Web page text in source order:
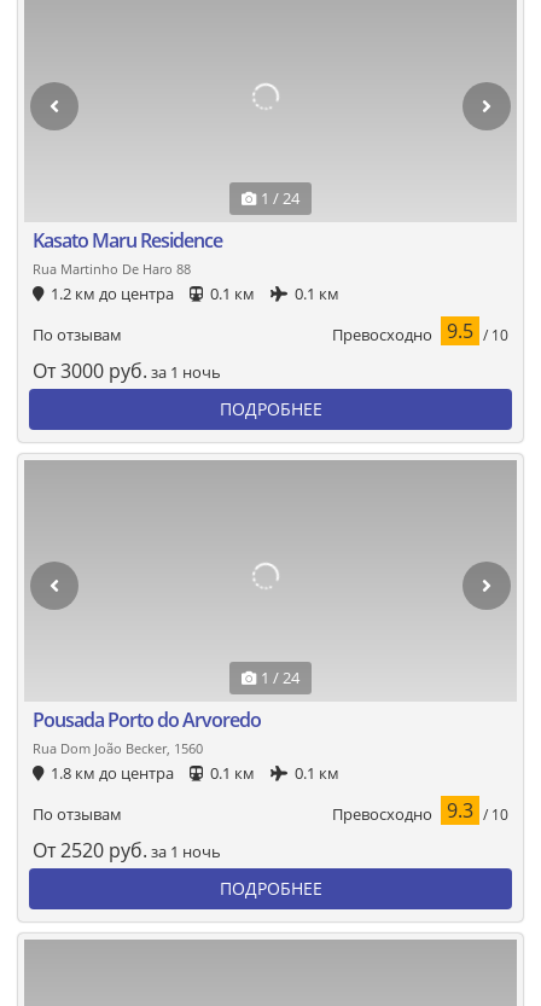
1 / 24
Kasato Maru Residence
Rua Martinho De Haro 88
1.2 км до центра 0.1 км
0.1 км
По отзывам
Превосходно 9.5 / 10
От3000 руб. за 1 ночь
ПОДРОБНЕЕ
1 / 24
Pousada Porto do Arvoredo
Rua Dom João Becker, 1560
1.8 км до центра 0.1 км
0.1 км
По отзывам
Превосходно 9.3 / 10
От2520 руб. за 1 ночь
ПОДРОБНЕЕ